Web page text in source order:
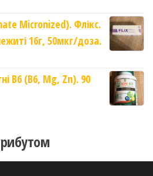
Micronized). Флікс.
16г, 50мкг/доза.
B6 (B6, Mg, Zn). 90